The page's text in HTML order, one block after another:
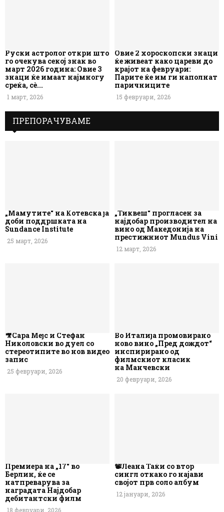
Руски астролог откри што
го очекува секој знак во
март 2026 година: Овие 3
знаци ќе имаат најмногу
среќа, сè...
1 март, 2026
Овие 2 хороскопски знаци
ќе живеат како цареви до
крајот на февруари:
Парите ќе им ги наполнат
паричниците
15 февруари, 2026
ПРЕПОРАЧУВАМЕ
„Мамутите“ на Котевска ја
доби поддршката на
Sundance Institute
25 март, 2026
„Тиквеш“ прогласен за
најдобар производител на
вино од Македонија на
престижниот Mundus Vini
12 март, 2026
🎥Сара Мејс и Стефан
Николовски во дуел со
стереотипите во нов видео
запис
25 февруари, 2026
Во Италија промовирано
ново вино „Пред дождот“
инспирирано од
филмскиот класик
на Манчевски
20 февруари, 2026
Премиера на „17“ во
Берлин, ќе се
натпреварува за
наградата Најдобар
дебитантски филм
18 февруари, 2026
📽️Леана Таќи со втор
сингл откако го најави
својот прв соло албум
12 јануари, 2026